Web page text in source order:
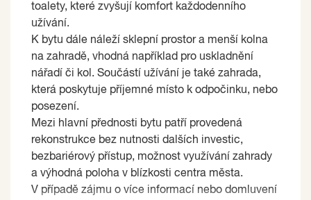
toalety, které zvyšují komfort každodenního
užívání.
K bytu dále náleží sklepní prostor a menší kolna
na zahradě, vhodná například pro uskladnění
nářadí či kol. Součástí užívání je také zahrada,
která poskytuje příjemné místo k odpočinku, nebo
posezení.
Mezi hlavní přednosti bytu patří provedená
rekonstrukce bez nutnosti dalších investic,
bezbariérový přístup, možnost využívání zahrady
a výhodná poloha v blízkosti centra města.
V případě zájmu o více informací nebo domluvení